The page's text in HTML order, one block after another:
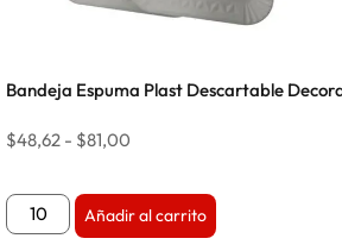
Bandeja Espuma Plast Descartable
$48,62 - $81,00
Añadir al carrito